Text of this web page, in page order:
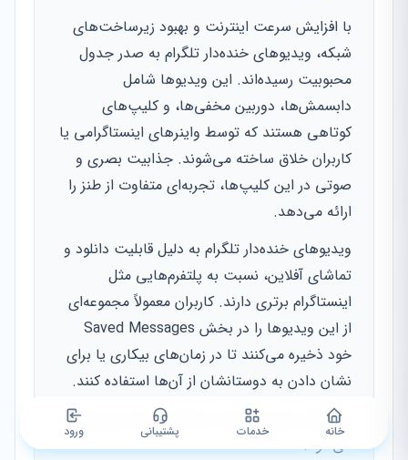
با افزایش سرعت اینترنت و بهبود زیرساخت‌های
شبکه، ویدیوهای خنده‌دار تلگرام به صدر جدول
محبوبیت رسیده‌اند. این ویدیوها شامل
دابسمش‌ها، دوربین مخفی‌ها، و کلیپ‌های
کوتاهی هستند که توسط واینرهای اینستاگرامی یا
کاربران خلاق ساخته می‌شوند. جذابیت بصری و
صوتی در این کلیپ‌ها، تجربه‌ای متفاوت از طنز را
ارائه می‌دهد.
ویدیوهای خنده‌دار تلگرام به دلیل قابلیت دانلود و
تماشای آفلاین، نسبت به پلتفرم‌هایی مثل
اینستاگرام برتری دارند. کاربران معمولاً مجموعه‌ای
از این ویدیوها را در بخش Saved Messages
خود ذخیره می‌کنند تا در زمان‌های بیکاری یا برای
نشان دادن به دوستانشان از آن‌ها استفاده کنند.
این رفتار مصرفی، باعث ماندگاری بیشتر ویدیوها
می‌شود.
خانه خدمات پشتیبانی ورود